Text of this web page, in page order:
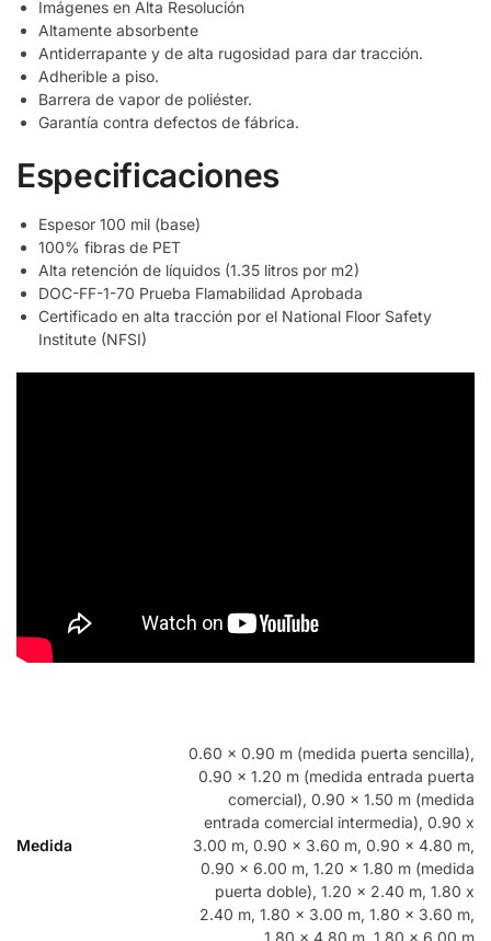
Imágenes en Alta Resolución
Altamente absorbente
Antiderrapante y de alta rugosidad para dar tracción.
Adherible a piso.
Barrera de vapor de poliéster.
Garantía contra defectos de fábrica.
Especificaciones
Espesor 100 mil (base)
100% fibras de PET
Alta retención de líquidos (1.35 litros por m2)
DOC-FF-1-70 Prueba Flamabilidad Aprobada
Certificado en alta tracción por el National Floor Safety
Institute (NFSI)
Medida
0.60 x 0.90 m (medida puerta sencilla),
0.90 x 1.20 m (medida entrada puerta
comercial), 0.90 x 1.50 m (medida
entrada comercial intermedia), 0.90 x
3.00 m, 0.90 x 3.60 m, 0.90 x 4.80 m,
0.90 x 6.00 m, 1.20 x 1.80 m (medida
puerta doble), 1.20 x 2.40 m, 1.80 x
2.40 m, 1.80 x 3.00 m, 1.80 x 3.60 m,
1.80 x 4.80 m, 1.80 x 6.00 m